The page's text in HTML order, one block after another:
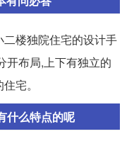
楼独院住宅的设计手
开布局,上下有独立的
宅。
什么特点的呢